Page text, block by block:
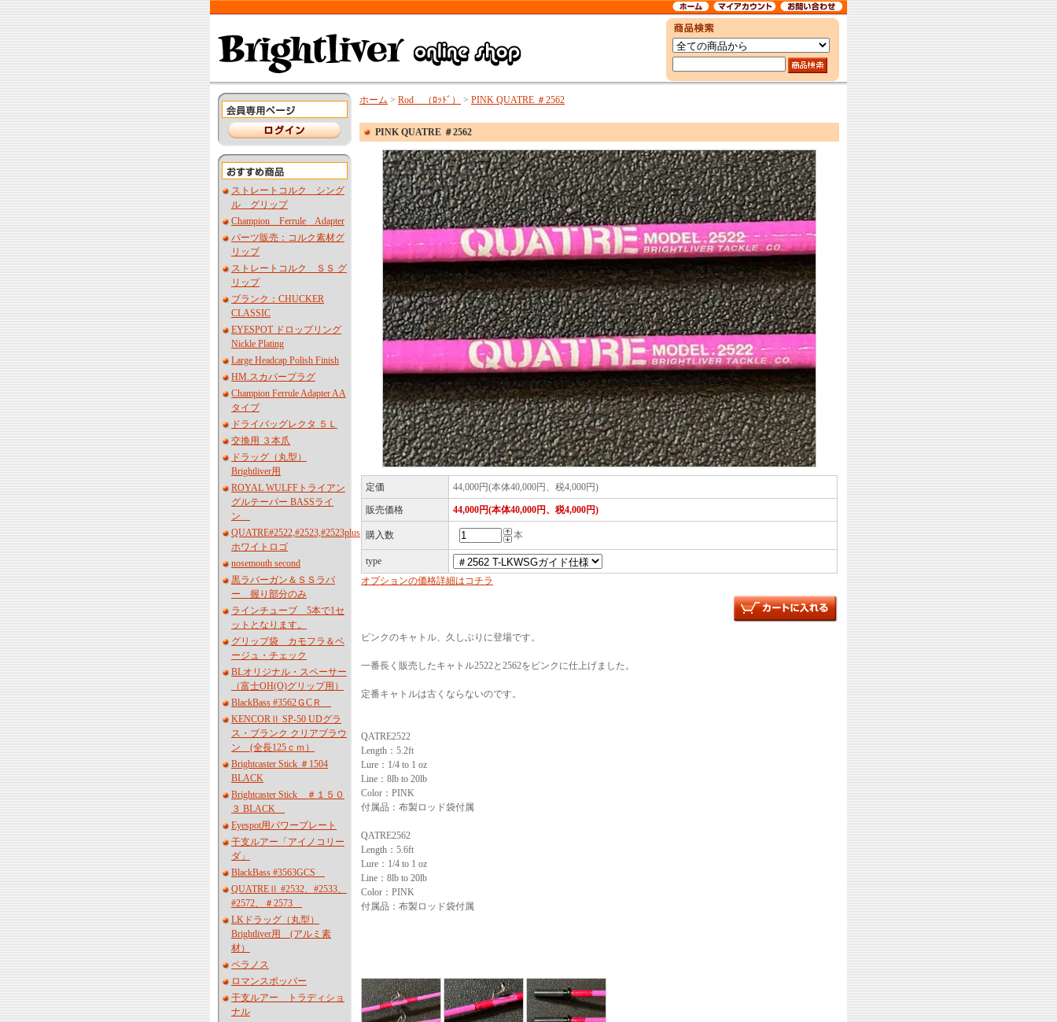
ストレートコルク シング
ル グリップ
Champion Ferrule Adapter
パーツ販売：コルク素材グ
リップ
ストレートコルク ＳＳ グ
リップ
ブランク：CHUCKER
CLASSIC
EYESPOT ドロップリング
Nickle Plating
Large Headcap Polish Finish
HM.スカパープラグ
Champion Ferrule Adapter AA
タイプ
ドライバッグレクタ ５Ｌ
交換用 ３本爪
ドラッグ（丸型）
Brightliver用
ROYAL WULFFトライアン
グルテーパー BASSライ
ン
QUATRE#2522,#2523,#2523plus
ホワイトロゴ
nosemouth second
黒ラバーガン＆ＳＳラバ
ー 握り部分のみ
ラインチューブ 5本で1セ
ットとなります。
グリップ袋 カモフラ＆ベ
ージュ・チェック
BLオリジナル・スペーサー
（富士OH(O)グリップ用）
BlackBass #3562ＧCＲ
KENCORⅡ SP-50 UDグラ
ス・ブランク クリアブラウ
ン (全長125ｃｍ）
Brightcaster Stick ＃1504
BLACK
Brightcaster Stick ＃１５０
３ BLACK
Eyespot用パワープレート
干支ルアー「アイノコリー
ダ」
BlackBass #3563GCS
QUATREⅡ #2532、#2533、
#2572、＃2573
LKドラッグ（丸型）
Brightliver用 (アルミ素
材）
ペラノス
ロマンスポッパー
干支ルアー トラディショ
ナル
ホーム > Rod （ﾛｯﾄﾞ） > PINK QUATRE ＃2562
PINK QUATRE ＃2562
定価 44,000円(本体40,000円、税4,000円)
販売価格 44,000円(本体40,000円、税4,000円)
購入数 本
type
オプションの価格詳細はコチラ
ピンクのキャトル、久しぶりに登場です。
一番長く販売したキャトル2522と2562をピンクに仕上げました。
定番キャトルは古くならないのです。
QATRE2522
Length：5.2ft
Lure：1/4 to 1 oz
Line：8lb to 20lb
Color：PINK
付属品：布製ロッド袋付属
QATRE2562
Length：5.6ft
Lure：1/4 to 1 oz
Line：8lb to 20lb
Color：PINK
付属品：布製ロッド袋付属